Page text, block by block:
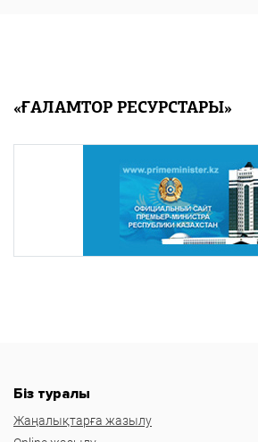
«ҒАЛАМТОР РЕСУРСТАРЫ»
Біз туралы
Жаңалықтарға жазылу